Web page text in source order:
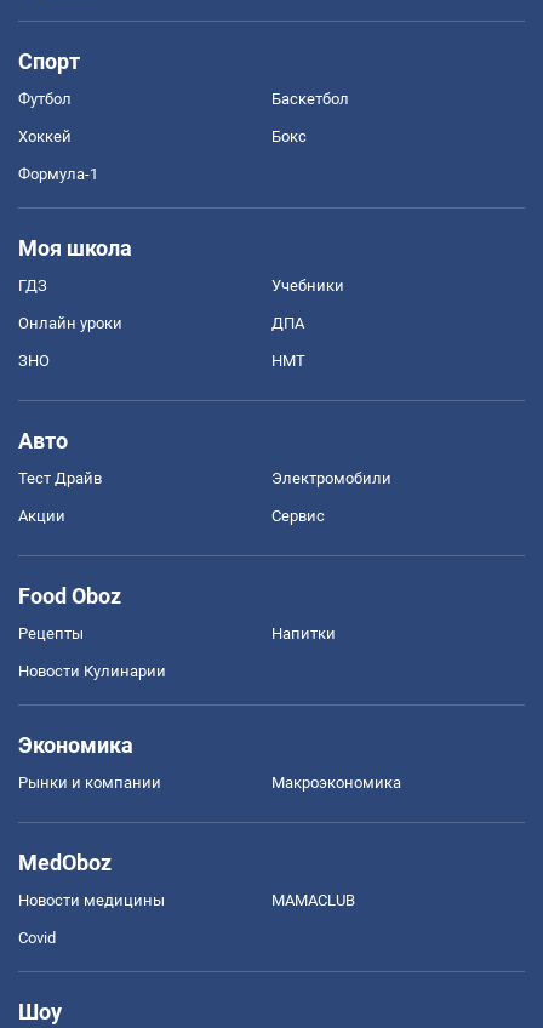
Спорт
Футбол Баскетбол
Хоккей Бокс
Формула-1
Моя школа
ГДЗ Учебники
Онлайн уроки ДПА
ЗНО НМТ
Авто
Тест Драйв Электромобили
Акции Сервис
Food Oboz
Рецепты Напитки
Новости Кулинарии
Экономика
Рынки и компании Mакроэкономика
MedOboz
Новости медицины MAMACLUB
Covid
Шоу